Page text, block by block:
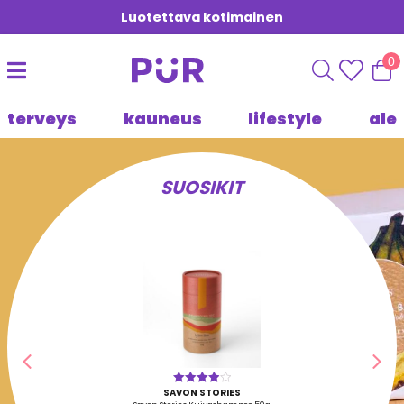
Luotettava kotimainen
0
terveys kauneus lifestyle ale
SUOSIKIT
Arvostelu
SAVON STORIES
Edellinen